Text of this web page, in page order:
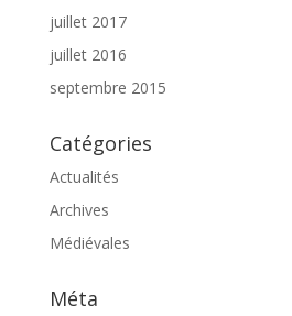
juillet 2017
juillet 2016
septembre 2015
Catégories
Actualités
Archives
Médiévales
Méta